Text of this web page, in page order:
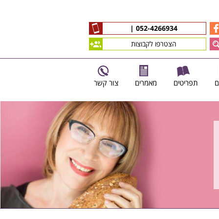
052-4266934
|
הצטרפו לקבוצות
תפריטים מאמרים צור קשר